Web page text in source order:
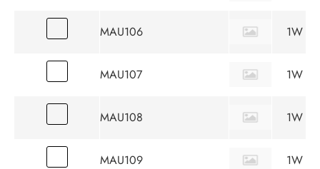
MAU106 1W
MAU107 1W
MAU108 1W
MAU109 1W